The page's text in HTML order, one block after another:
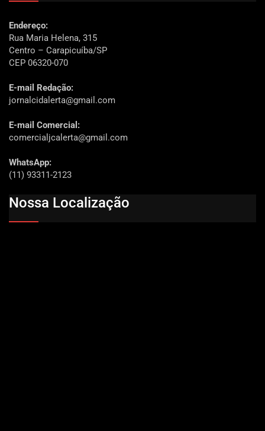
Endereço:
Rua Maria Helena, 315
Centro – Carapicuíba/SP
CEP 06320-070
E-mail Redação:
jornalcidalerta@gmail.com
E-mail Comercial:
comercialjcalerta@gmail.com
WhatsApp:
(11) 93311-2123
Nossa Localização